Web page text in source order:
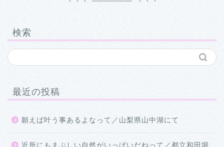
検索
最近の投稿
願えば叶う事あるよなって／山梨県山中湖にて
近所にもまぶしい自然がいっぱいだねって／都立和田堀